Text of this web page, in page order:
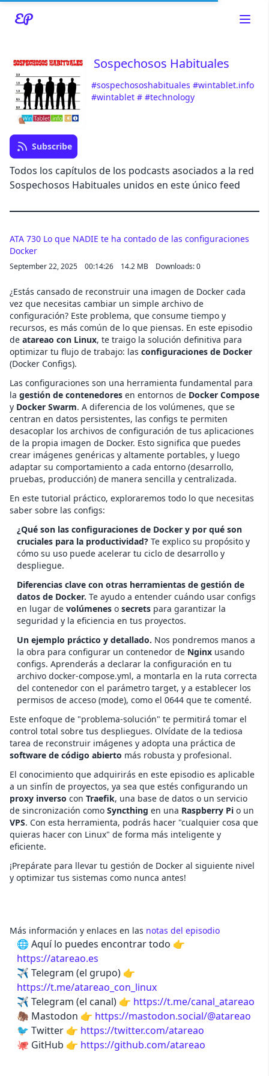
Read about our content policies
Sospechosos Habituales
#sospechososhabituales #wintablet.info
#wintablet # #technology
Subscribe
Todos los capítulos de los podcasts asociados a la red
Sospechosos Habituales unidos en este único feed
Cancel
ATA 730 Lo que NADIE te ha contado de las configuraciones
Docker
September 22, 2025 00:14:26 14.2 MB Downloads: 0
¿Estás cansado de reconstruir una imagen de Docker cada
vez que necesitas cambiar un simple archivo de
configuración? Este problema, que consume tiempo y
recursos, es más común de lo que piensas. En este episodio
de atareao con Linux, te traigo la solución definitiva para
optimizar tu flujo de trabajo: las configuraciones de Docker
(Docker Configs).
Las configuraciones son una herramienta fundamental para
la gestión de contenedores en entornos de Docker Compose
y Docker Swarm. A diferencia de los volúmenes, que se
centran en datos persistentes, las configs te permiten
desacoplar los archivos de configuración de tus aplicaciones
de la propia imagen de Docker. Esto significa que puedes
crear imágenes genéricas y altamente portables, y luego
adaptar su comportamiento a cada entorno (desarrollo,
pruebas, producción) de manera sencilla y centralizada.
En este tutorial práctico, exploraremos todo lo que necesitas
saber sobre las configs:
¿Qué son las configuraciones de Docker y por qué son
cruciales para la productividad? Te explico su propósito y
cómo su uso puede acelerar tu ciclo de desarrollo y
despliegue.
Diferencias clave con otras herramientas de gestión de
datos de Docker. Te ayudo a entender cuándo usar configs
en lugar de volúmenes o secrets para garantizar la
seguridad y la eficiencia en tus proyectos.
Un ejemplo práctico y detallado. Nos pondremos manos a
la obra para configurar un contenedor de Nginx usando
configs. Aprenderás a declarar la configuración en tu
archivo docker-compose.yml, a montarla en la ruta correcta
del contenedor con el parámetro target, y a establecer los
permisos de acceso (mode), como el 0644 que te comenté.
Este enfoque de "problema-solución" te permitirá tomar el
control total sobre tus despliegues. Olvídate de la tediosa
tarea de reconstruir imágenes y adopta una práctica de
software de código abierto más robusta y profesional.
El conocimiento que adquirirás en este episodio es aplicable
a un sinfín de proyectos, ya sea que estés configurando un
proxy inverso con Traefik, una base de datos o un servicio
de sincronización como Syncthing en una Raspberry Pi o un
VPS. Con esta herramienta, podrás hacer "cualquier cosa que
quieras hacer con Linux" de forma más inteligente y
eficiente.
¡Prepárate para llevar tu gestión de Docker al siguiente nivel
y optimizar tus sistemas como nunca antes!
Más información y enlaces en las notas del episodio
🌐 Aquí lo puedes encontrar todo 👉
https://atareao.es
✈️ Telegram (el grupo) 👉
https://t.me/atareao_con_linux
✈️ Telegram (el canal) 👉 https://t.me/canal_atareao
🦣 Mastodon 👉 https://mastodon.social/@atareao
🐦 Twitter 👉 https://twitter.com/atareao
🐙 GitHub 👉 https://github.com/atareao